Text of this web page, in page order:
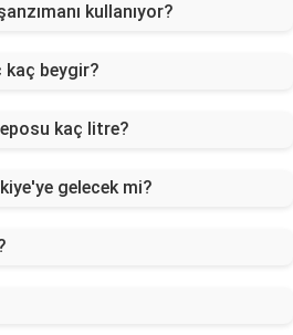
kullanıyor?
kaç beygir?
kaç litre?
gelecek mi?